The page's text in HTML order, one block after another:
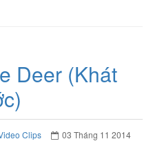
Deer (Khát
Clips 03 Tháng 11 2014